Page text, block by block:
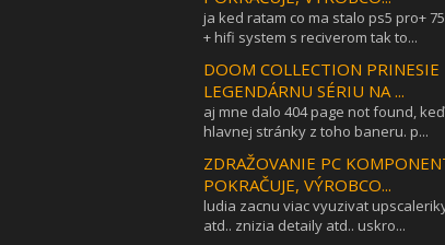
ja ked ratam co ma stalo ps5 pro+
+ hifi system s reciverom tak to...
DOOM COLLECTION PRINESIE
LEGENDÁRNU SÉRIU NA ...
aj mne dalo 404 page not found,
hlavnej stránky z toho baneru. p...
ZDRAŽOVANIE PC
POKRAČUJE, VÝROBCO...
ludia zacnu viac vyuzivat
atd.. znizia detaily atd.. uskro...